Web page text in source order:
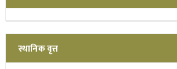
स्थानिक वृत्त